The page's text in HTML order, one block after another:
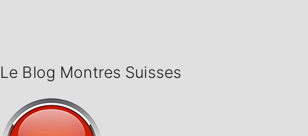
Le Blog Montres Suisses